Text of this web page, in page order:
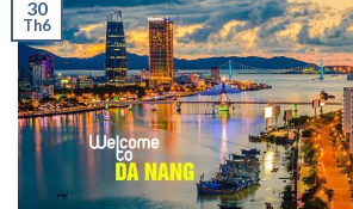
30
Th6